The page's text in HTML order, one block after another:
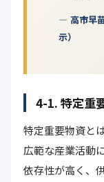
— 高市早
示）
4-1. 特定重
特定重要物資と
広範な産業活動
依存性が高く、